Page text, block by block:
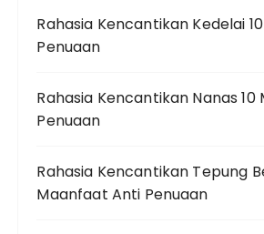
Rahasia Kencantikan Kedelai
Penuaan
Rahasia Kencantikan Nanas
Penuaan
Rahasia Kencantikan Tepung
Maanfaat Anti Penuaan